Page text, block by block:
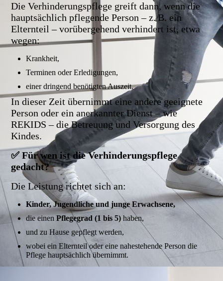
Die Verhinderungspflege greift dann, wenn die
hauptsächlich pflegende Person – z. B. ein
Elternteil – vorübergehend verhindert ist, etwa
wegen:
Krankheit,
Terminen oder Erledigungen,
einer dringend benötigten Auszeit.
In dieser Zeit übernimmt eine andere geeignete
Person oder ein anerkannter Dienst – wie
REKIDS – die Betreuung und Versorgung des
Kindes.
✅ Für wen ist die Verhinderungspflege
gedacht?
Die Leistung richtet sich an:
Kinder, Jugendliche und junge Erwachsene,
die einenPflegegrad (1 bis 5) haben,
und zu Hause gepflegt werden,
wobei ein Elternteil oder eine nahestehende Person die
Pflege hauptsächlich übernimmt.